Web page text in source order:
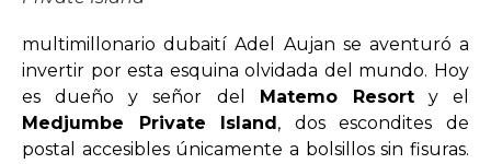
multimillonario dubaití Adel Aujan se aventuró a
invertir por esta esquina olvidada del mundo. Hoy
es dueño y señor del
Matemo Resorty el
Medjumbe Private Island , dos escondites de
postal accesibles únicamente a bolsillos sin fisuras.